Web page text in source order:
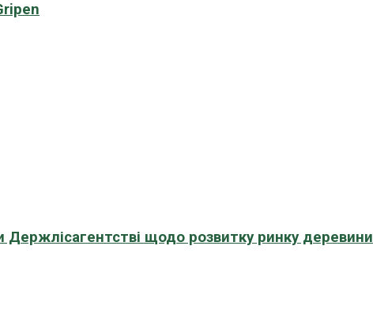
Держлісагентстві щодо розвитку ринку деревини